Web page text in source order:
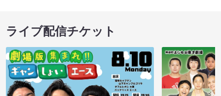
ライブ配信チケット